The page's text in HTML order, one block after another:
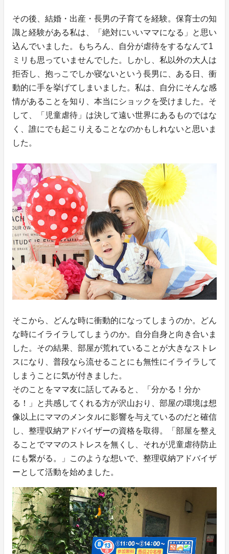
その後、結婚・出産・長男の子育てを経験。保育士の知
識と経験がある私は、「絶対にいいママになる」と思い
込んでいました。もちろん、自分が虐待をするなんて1
ミリも思っていませんでした。しかし、私以外の大人は
拒否し、抱っこでしか寝ないという長男に、ある日、衝
動的に手を挙げてしまいました。私は、自分にそんな感
情があることを知り、本当にショックを受けました。そ
して、「児童虐待」は決して遠い世界にあるものではな
く、誰にでも起こりえることなのかもしれないと思いま
した。
そこから、どんな時に衝動的になってしまうのか。どん
な時にイライラしてしまうのか。自分自身と向き合いま
した。その結果、部屋が荒れていることが大きなストレ
スになり、普段なら流せることにも無性にイライラして
しまうことに気が付きました。
そのことをママ友に話してみると、「分かる！分か
る！」と共感してくれる方が沢山おり、部屋の環境は想
像以上にママのメンタルに影響を与えているのだと確信
し、整理収納アドバイザーの資格を取得。「部屋を整え
ることでママのストレスを無くし、それが児童虐待防止
にも繋がる。」このような想いで、整理収納アドバイザ
ーとして活動を始めました。